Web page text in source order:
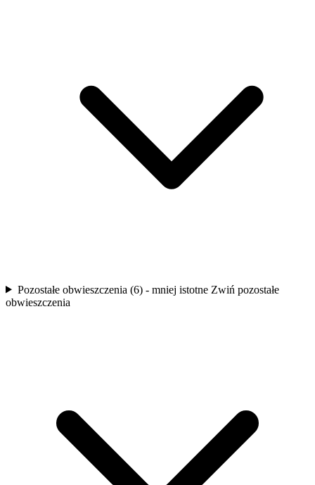
Pozostałe obwieszczenia (6) - mniej istotne Zwiń pozostałe
obwieszczenia